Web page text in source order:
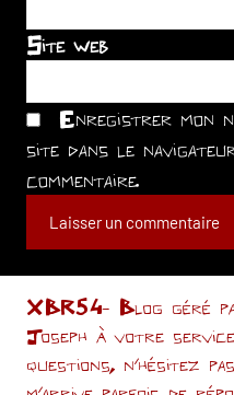
Site web
Enregistrer mon
site dans le
commentaire.
XBR54- Blog géré
Joseph à votre
questions, n’hésitez